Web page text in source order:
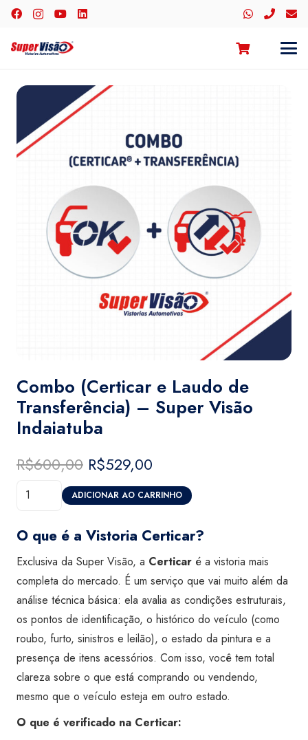
Combo (Certicar e Laudo de
Transferência) – Super Visão
Indaiatuba
R$600,00 O
preço
original
R$600,00.
R$529,00
preço
atual
R$529,00.
Combo
e
Laudo
de
Transferência)
-
Super
Visão
Indaiatuba
quantidade
ADICIONAR AO CARRINHO
O que é a Vistoria Certicar?
Exclusiva da Super Visão, a Certicar é a vistoria mais
completa do mercado. É um serviço que vai muito além da
análise técnica básica: ela avalia as condições estruturais,
os pontos de identificação, o histórico do veículo (como
roubo, furto, sinistros e leilão), o estado da pintura e a
presença de itens acessórios. Com isso, você tem total
clareza sobre o que está comprando ou vendendo,
mesmo que o veículo esteja em outro estado.
O que é verificado na Certicar: